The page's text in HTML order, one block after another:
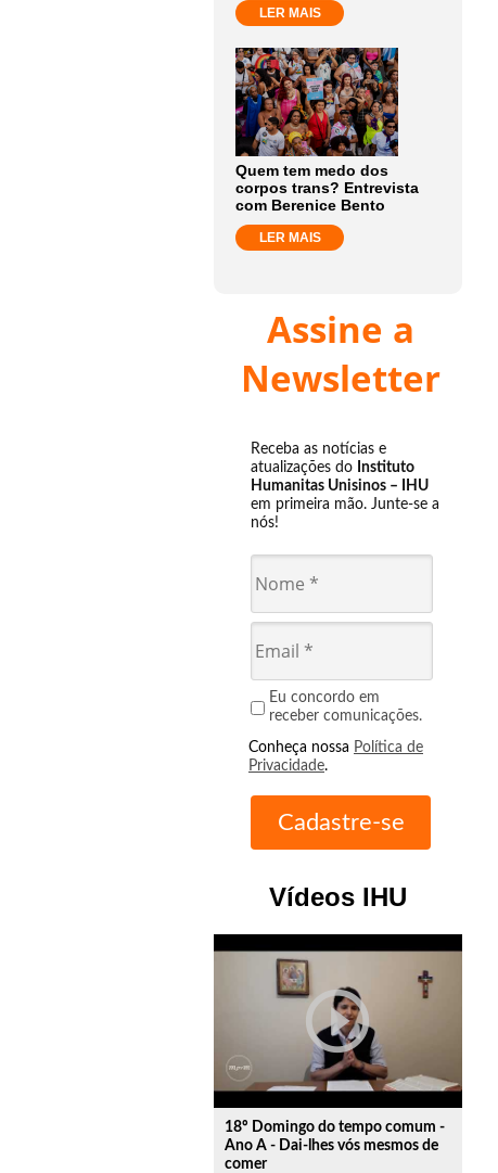
LER MAIS
Quem tem medo dos
corpos trans? Entrevista
com Berenice Bento
LER MAIS
Assine a
Newsletter
Receba as notícias e
atualizações do Instituto
Humanitas Unisinos – IHU
em primeira mão. Junte-se a
nós!
Eu concordo em
receber comunicações.
Conheça nossa Política de
Privacidade.
Vídeos IHU
play_circle_outline
18º Domingo do tempo comum -
Ano A - Dai-lhes vós mesmos de
comer